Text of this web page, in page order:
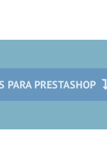
PARA PRESTASHOP